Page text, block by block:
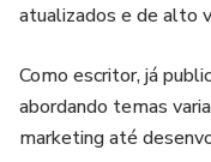
de ver uma nova folha
terapia
atualizados e de alto
Como escritor, já
abordando temas
marketing até